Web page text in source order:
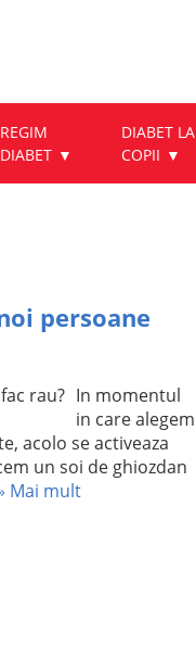
REGIM
DIABET
DIABET LA
COPII
persoane
In momentul
in care alegem
acolo se activeaza
un soi de ghiozdan
Mai mult